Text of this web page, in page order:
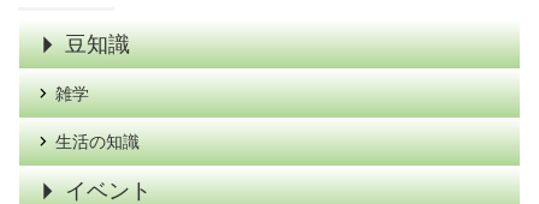
豆知識
雑学
生活の知識
イベント